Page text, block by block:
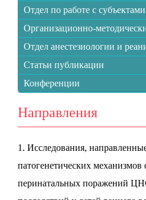
Отдел по работе с
Организационно-
Отдел анестезиологии и
Статьи публикации
Конференции
Направления
1. Исследования,
патогенетических
перинатальных поражений